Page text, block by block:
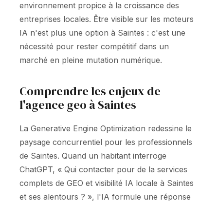
environnement propice à la croissance des
entreprises locales. Être visible sur les moteurs
IA n'est plus une option à Saintes : c'est une
nécessité pour rester compétitif dans un
marché en pleine mutation numérique.
Comprendre les enjeux de
l'agence geo à Saintes
La Generative Engine Optimization redessine le
paysage concurrentiel pour les professionnels
de Saintes. Quand un habitant interroge
ChatGPT, « Qui contacter pour de la services
complets de GEO et visibilité IA locale à Saintes
et ses alentours ? », l'IA formule une réponse